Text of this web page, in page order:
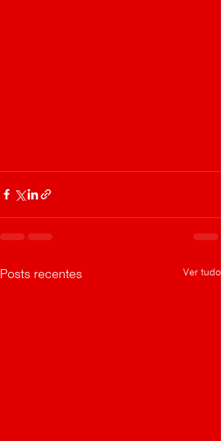
Posts recentes Ver tudo